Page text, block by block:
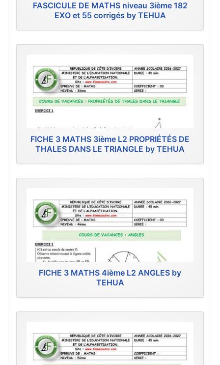
FASCICULE DE MATHS niveau 3ième 182
EXO et 55 corrigés by TEHUA
FICHE 3 MATHS 3ième L2 PROPRIÉTÉS DE
THALES DANS LE TRIANGLE by TEHUA
FICHE 3 MATHS 4ième L2 ANGLES by
TEHUA